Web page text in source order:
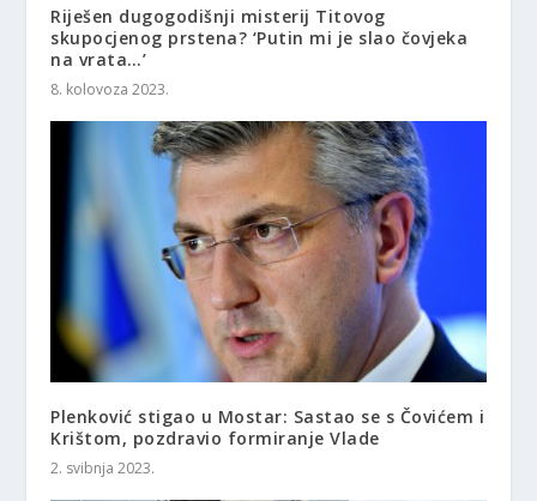
Riješen dugogodišnji misterij Titovog
skupocjenog prstena? ‘Putin mi je slao čovjeka
na vrata…’
8. kolovoza 2023.
Plenković stigao u Mostar: Sastao se s Čovićem i
Krištom, pozdravio formiranje Vlade
2. svibnja 2023.